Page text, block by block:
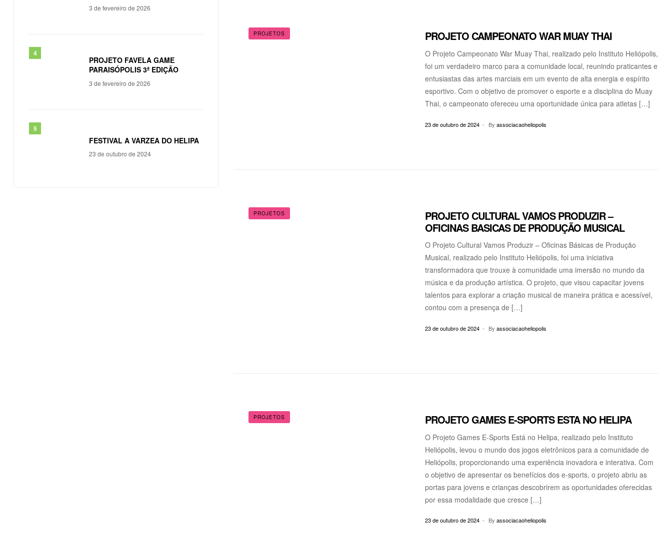
PROJETOS PROJETO CAMPEONATO WAR MUAY THAI
O Projeto Campeonato War Muay Thai, realizado pelo Instituto Heliópolis,
foi um verdadeiro marco para a comunidade local, reunindo praticantes e
entusiastas das artes marciais em um evento de alta energia e espírito
esportivo. Com o objetivo de promover o esporte e a disciplina do Muay
Thai, o campeonato ofereceu uma oportunidade única para atletas […]
23 de outubro de 2024 By associacaoheliopolis
PROJETOS
PROJETO CULTURAL VAMOS PRODUZIR –
OFICINAS BASICAS DE PRODUÇÃO MUSICAL
O Projeto Cultural Vamos Produzir – Oficinas Básicas de Produção
Musical, realizado pelo Instituto Heliópolis, foi uma iniciativa
transformadora que trouxe à comunidade uma imersão no mundo da
música e da produção artística. O projeto, que visou capacitar jovens
talentos para explorar a criação musical de maneira prática e acessível,
contou com a presença de […]
23 de outubro de 2024 By associacaoheliopolis
PROJETOS PROJETO GAMES E-SPORTS ESTA NO HELIPA
O Projeto Games E-Sports Está no Helipa, realizado pelo Instituto
Heliópolis, levou o mundo dos jogos eletrônicos para a comunidade de
Heliópolis, proporcionando uma experiência inovadora e interativa. Com
o objetivo de apresentar os benefícios dos e-sports, o projeto abriu as
portas para jovens e crianças descobrirem as oportunidades oferecidas
por essa modalidade que cresce […]
23 de outubro de 2024 By associacaoheliopolis
3 de fevereiro de 2026
PROJETO FAVELA GAME
PARAISÓPOLIS 3ª EDIÇÃO
3 de fevereiro de 2026
FESTIVAL A VARZEA DO HELIPA
23 de outubro de 2024